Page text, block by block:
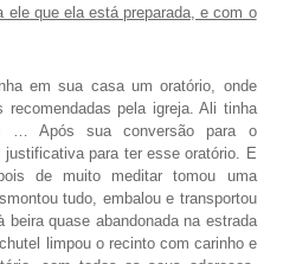
que ela está preparada, e com o
em sua casa um oratório, onde
pela igreja. Ali tinha
… Após sua conversão para o
para ter esse oratório. E
de muito meditar tomou uma
tudo, embalou e transportou
beira quase abandonada na estrada
limpou o recinto com carinho e